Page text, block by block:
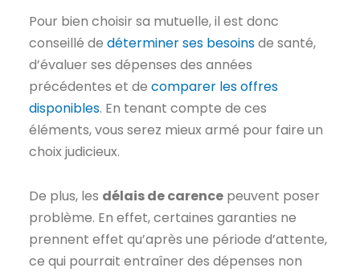
Pour bien choisir sa mutuelle, il est donc
conseillé dedéterminer ses besoinsde santé,
d’évaluer ses dépenses des années
précédentes et decomparer les offres
disponibles. En tenant compte de ces
éléments, vous serez mieux armé pour faire un
choix judicieux.
De plus, les délais de carence peuvent poser
problème. En effet, certaines garanties ne
prennent effet qu’après une période d’attente,
ce qui pourrait entraîner des dépenses non